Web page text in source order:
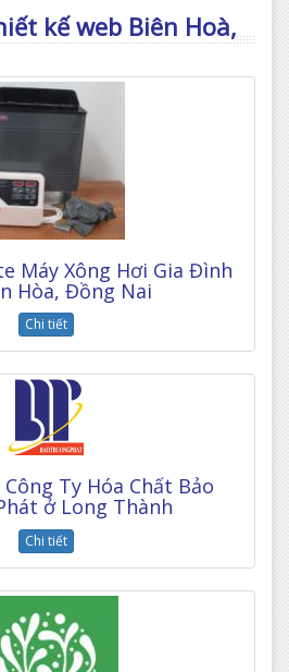
kế web Biên Hoà,
Máy Xông Hơi Gia Đình
Hòa, Đồng Nai
Chi tiết
Ty Hóa Chất Bảo
ở Long Thành
Chi tiết